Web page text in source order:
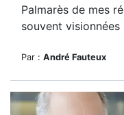
Palmarès de mes
souvent visionnées
Par : André Fauteux